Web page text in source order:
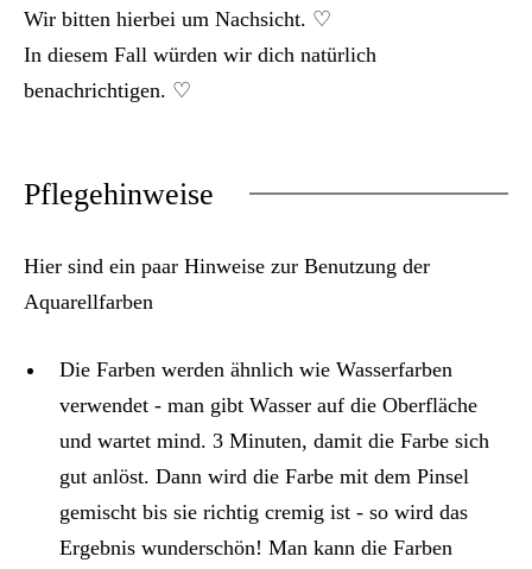
Wir bitten hierbei um Nachsicht. ♡
In diesem Fall würden wir dich natürlich
benachrichtigen. ♡
Pflegehinweise
Hier sind ein paar Hinweise zur Benutzung der
Aquarellfarben
Die Farben werden ähnlich wie Wasserfarben
verwendet - man gibt Wasser auf die Oberfläche
und wartet mind. 3 Minuten, damit die Farbe sich
gut anlöst. Dann wird die Farbe mit dem Pinsel
gemischt bis sie richtig cremig ist - so wird das
Ergebnis wunderschön! Man kann die Farben